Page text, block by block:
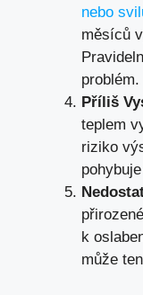
nebo
měsíců
problém.
Příliš
teplem
riziko
k
může